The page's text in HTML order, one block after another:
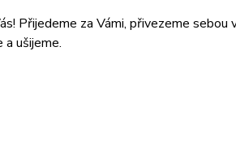
Přijedeme za Vámi, přivezeme sebou
a ušijeme.